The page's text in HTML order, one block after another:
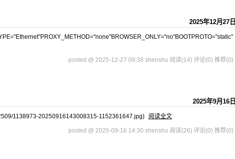
2025年12月27日
posted @ 2025-12-27 09:38 shenshu 阅读(14) 评论(0) 推荐(0)
2025年9月16日
1138973-20250916143008315-1152361647.jpg) 阅读全文
posted @ 2025-09-16 14:30 shenshu 阅读(26) 评论(0) 推荐(0)